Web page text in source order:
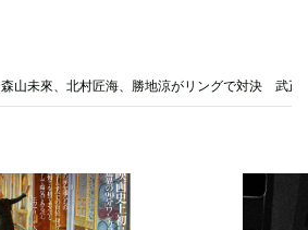
森山未來、北村匠海、勝地涼がリングで対決 武正